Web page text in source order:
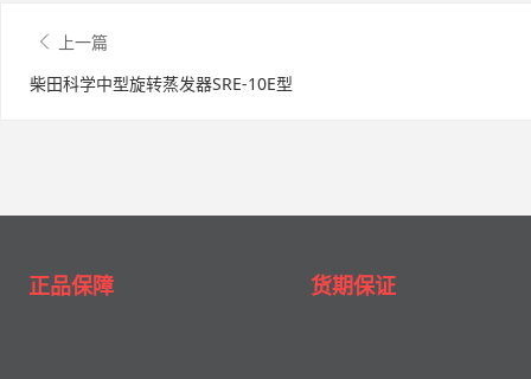
上一篇
柴田科学中型旋转蒸发器SRE-10E型
正品保障 货期保证